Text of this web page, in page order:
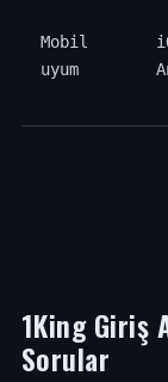
Mobil
uyum
1King Giriş
Sorular